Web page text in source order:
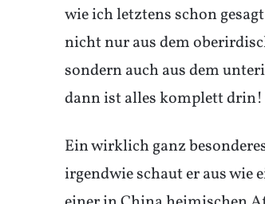
wie ich letztens schon
nicht nur aus dem
sondern auch aus dem
dann ist alles komplett drin!
Ein wirklich ganz
irgendwie schaut er aus wie